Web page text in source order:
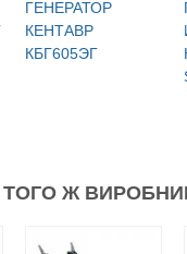
ГЕНЕРАТОР
КЕНТАВР
КБГ605ЭГ
ТОГО Ж